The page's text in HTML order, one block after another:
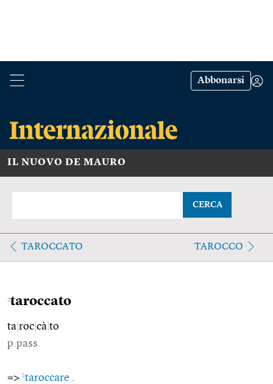
Abbonarsi
IL NUOVO DE MAURO
CERCA
TAROCCATO TAROCCO
2taroccato
ta roc cà to
p.pass.
=> 2taroccare